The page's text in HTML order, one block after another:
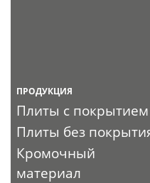
ПРОДУКЦИЯ
Плиты с покрытием
Плиты без
Кромочный
материал